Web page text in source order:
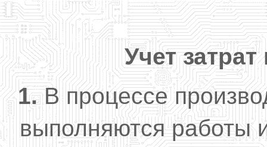
Учет
1.В процессе
выполняются работы